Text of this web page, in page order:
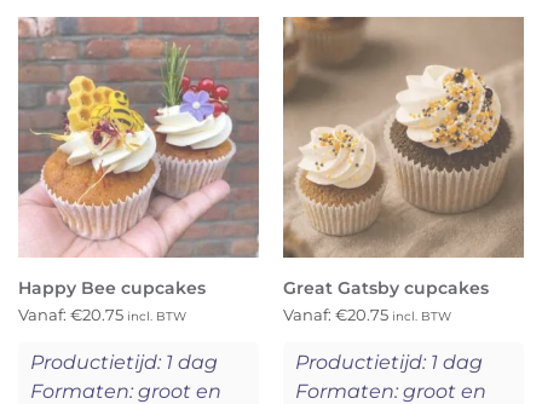
Happy Bee cupcakes
Vanaf: €20.75 incl. BTW
Productietijd: 1 dag
Formaten: groot en
Great Gatsby cupcakes
Vanaf: €20.75 incl. BTW
Productietijd: 1 dag
Formaten: groot en